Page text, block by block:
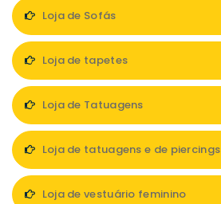
Loja de Sofás
Loja de tapetes
Loja de Tatuagens
Loja de tatuagens e de piercings
Loja de vestuário feminino